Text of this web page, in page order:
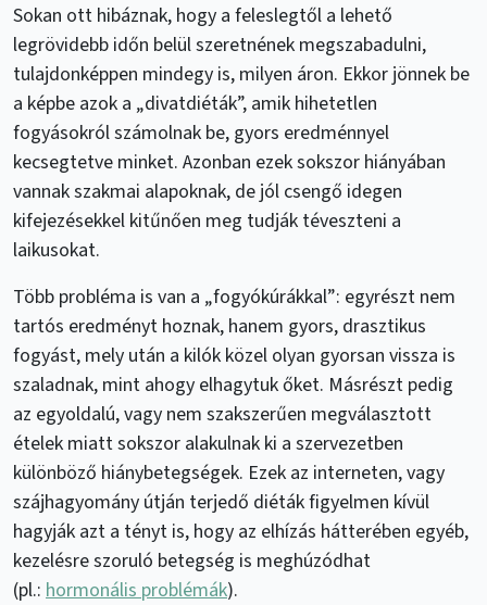
Sokan ott hibáznak, hogy a feleslegtől a lehető
legrövidebb időn belül szeretnének megszabadulni,
tulajdonképpen mindegy is, milyen áron. Ekkor jönnek be
a képbe azok a „divatdiéták”, amik hihetetlen
fogyásokról számolnak be, gyors eredménnyel
kecsegtetve minket. Azonban ezek sokszor hiányában
vannak szakmai alapoknak, de jól csengő idegen
kifejezésekkel kitűnően meg tudják téveszteni a
laikusokat.
Több probléma is van a „fogyókúrákkal”: egyrészt nem
tartós eredményt hoznak, hanem gyors, drasztikus
fogyást, mely után a kilók közel olyan gyorsan vissza is
szaladnak, mint ahogy elhagytuk őket. Másrészt pedig
az egyoldalú, vagy nem szakszerűen megválasztott
ételek miatt sokszor alakulnak ki a szervezetben
különböző hiánybetegségek. Ezek az interneten, vagy
szájhagyomány útján terjedő diéták figyelmen kívül
hagyják azt a tényt is, hogy az elhízás hátterében egyéb,
kezelésre szoruló betegség is meghúzódhat
(pl.: hormonális problémák).